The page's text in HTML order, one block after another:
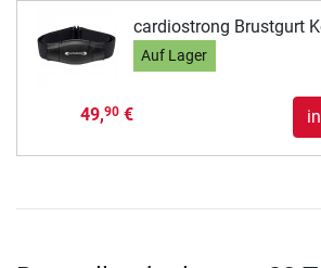
cardiostrong Brustgurt
Auf Lager
49,90€